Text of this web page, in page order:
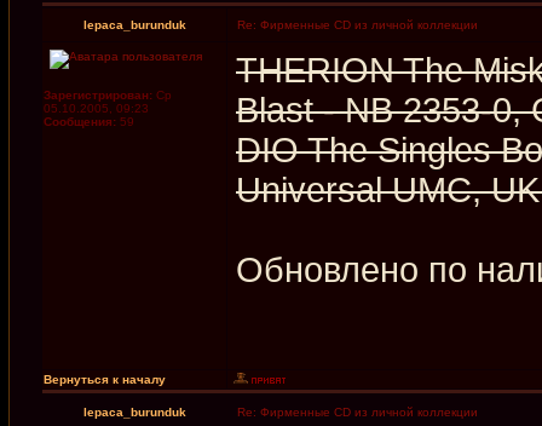
lepaca_burunduk Re: Фирменные CD из личной коллекции
Зарегистрирован: Ср
05.10.2005, 09:23
Сообщения: 59
THERION The
Blast ‎- NB 2353-0,
DIO The Singles
Universal UMC,
Обновлено по
Вернуться к началу
lepaca_burunduk Re: Фирменные CD из личной коллекции